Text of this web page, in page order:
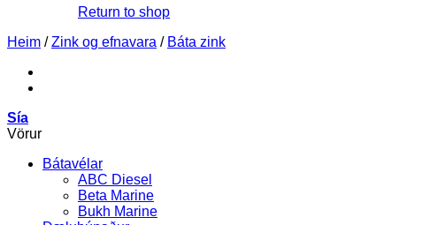
Return to shop
Heim / Zink og efnavara / Báta zink
Sía
Vörur
Bátavélar
ABC Diesel
Beta Marine
Bukh Marine